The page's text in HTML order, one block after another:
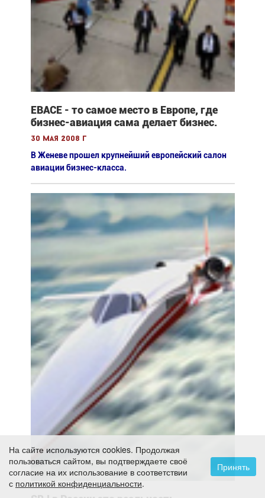
ЕВАСЕ - то самое место в Европе, где
бизнес-авиация сама делает бизнес.
30 мая 2008 г
В Женеве прошел крупнейший европейский салон
авиации бизнес-класса.
На сайте используются cookies. Продолжая
пользоваться сайтом, вы подтверждаете своё
согласие на их использование в соответствии
с политикой конфиденциальности.
Принять